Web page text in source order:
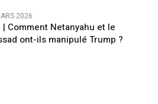
2026
| Comment Netanyahu et le
ont-ils manipulé Trump ?